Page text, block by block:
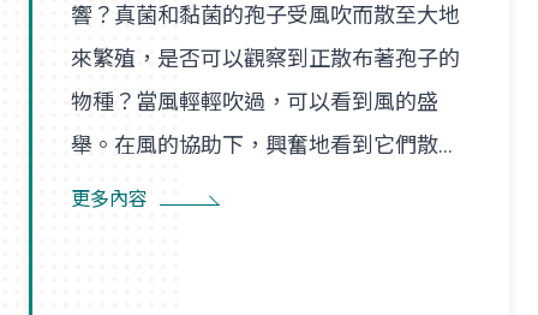
響？真菌和黏菌的孢子受風吹而散至大地
來繁殖，是否可以觀察到正散布著孢子的
物種？當風輕輕吹過，可以看到風的盛
舉。在風的協助下，興奮地看到它們散播
孢子的盛況，在精彩過程中也看到了風的
更多內容